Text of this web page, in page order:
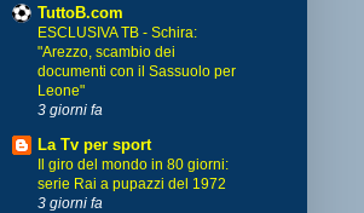
TuttoB.com
ESCLUSIVA TB - Schira:
"Arezzo, scambio dei
documenti con il Sassuolo per
Leone"
3 giorni fa
La Tv per sport
Il giro del mondo in 80 giorni:
serie Rai a pupazzi del 1972
3 giorni fa